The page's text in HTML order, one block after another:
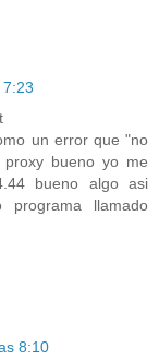
un error que "no
bueno yo me
bueno algo asi
llamado
8:10